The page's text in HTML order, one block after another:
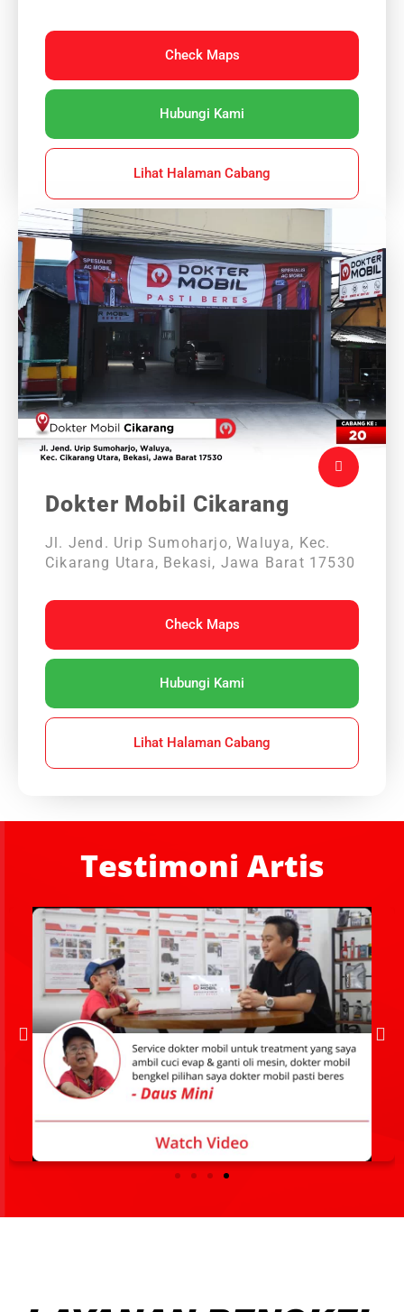
Check Maps
Hubungi Kami
Lihat Halaman Cabang
Dokter Mobil Cikarang
Jl. Jend. Urip Sumoharjo, Waluya, Kec.
Cikarang Utara, Bekasi, Jawa Barat 17530
Check Maps
Hubungi Kami
Lihat Halaman Cabang
Testimoni Artis